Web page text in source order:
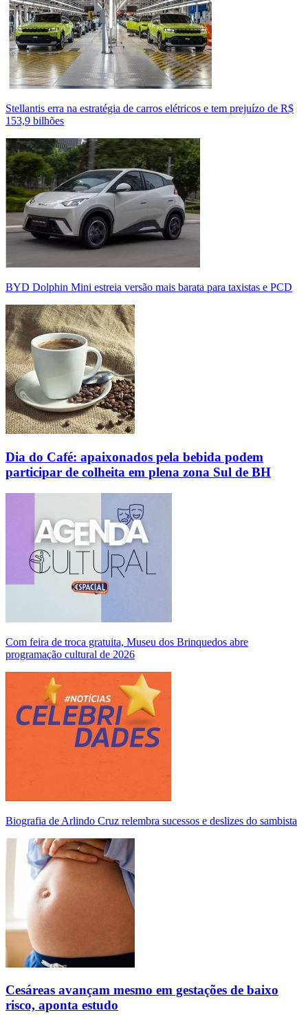
Stellantis erra na estratégia de carros elétricos e tem prejuízo de R$
153,9 bilhões
BYD Dolphin Mini estreia versão mais barata para taxistas e PCD
Dia do Café: apaixonados pela bebida podem
participar de colheita em plena zona Sul de BH
Com feira de troca gratuita, Museu dos Brinquedos abre
programação cultural de 2026
Biografia de Arlindo Cruz relembra sucessos e deslizes do sambista
Cesáreas avançam mesmo em gestações de baixo
risco, aponta estudo